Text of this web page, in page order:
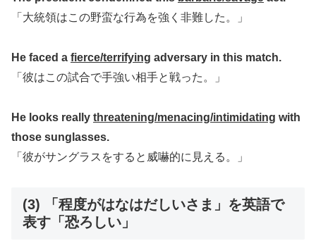
「大統領はこの野蛮な行為を強く非難した。」
He faced a fierce/terrifying adversary in this match.
「彼はこの試合で手強い相手と戦った。」
He looks really threatening/menacing/intimidating with
those sunglasses.
「彼がサングラスをすると威嚇的に見える。」
(3) 「程度がはなはだしいさま」を英語で
表す「恐ろしい」